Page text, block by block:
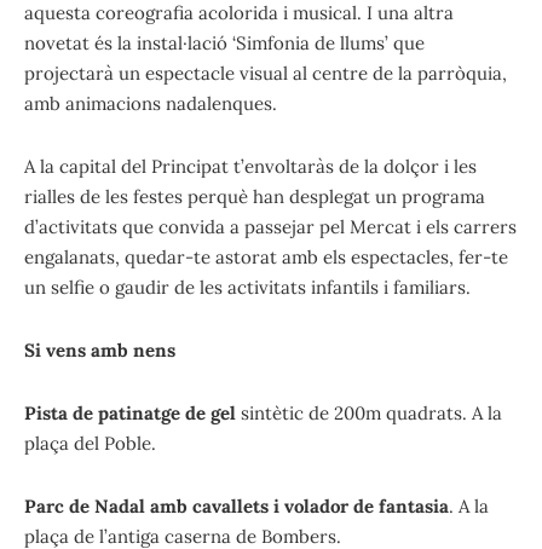
aquesta coreografia acolorida i musical. I una altra
novetat és la instal·lació ‘Simfonia de llums’ que
projectarà un espectacle visual al centre de la parròquia,
amb animacions nadalenques.
A la capital del Principat t’envoltaràs de la dolçor i les
rialles de les festes perquè han desplegat un programa
d’activitats que convida a passejar pel Mercat i els carrers
engalanats, quedar-te astorat amb els espectacles, fer-te
un selfie o gaudir de les activitats infantils i familiars.
Si vens amb nens
Pista de patinatge de gel sintètic de 200m quadrats. A la
plaça del Poble.
Parc de Nadal amb cavallets i volador de fantasia. A la
plaça de l’antiga caserna de Bombers.